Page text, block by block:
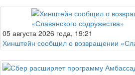
05 августа 2026 года, 19:21
Хинштейн сообщил о возвращении